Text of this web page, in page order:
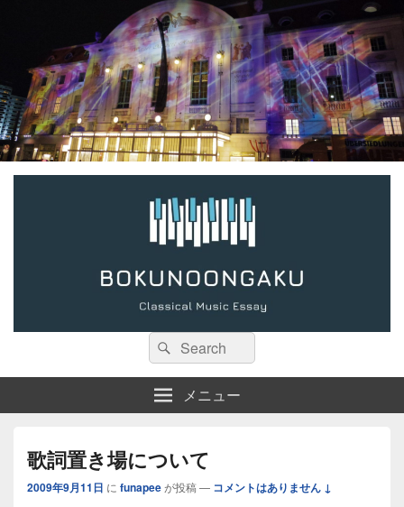
検
索:
検
索
メニュー
歌詞置き場について
2009年9月11日 に funapeeが投稿 — コメントはありません ↓